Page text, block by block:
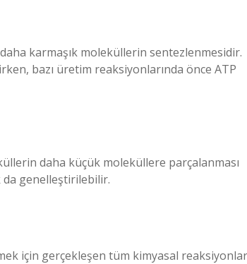
karmaşık moleküllerin sentezlenmesidir.
bazı üretim reaksiyonlarında önce ATP
daha küçük moleküllere parçalanması
da genelleştirilebilir.
için gerçekleşen tüm kimyasal